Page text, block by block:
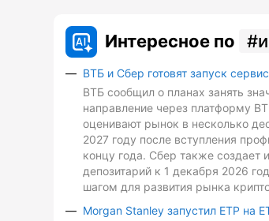
Интересное по
ВТБ и Сбер готовят запуск
ВТБ сообщил о планах занять
направление через платформу
оценивают рынок в несколько
2027 году после вступления
концу года. Сбер также создает
депозитарий к 1 декабря 2026
шагом для развития рынка
Morgan Stanley запустил ETP на